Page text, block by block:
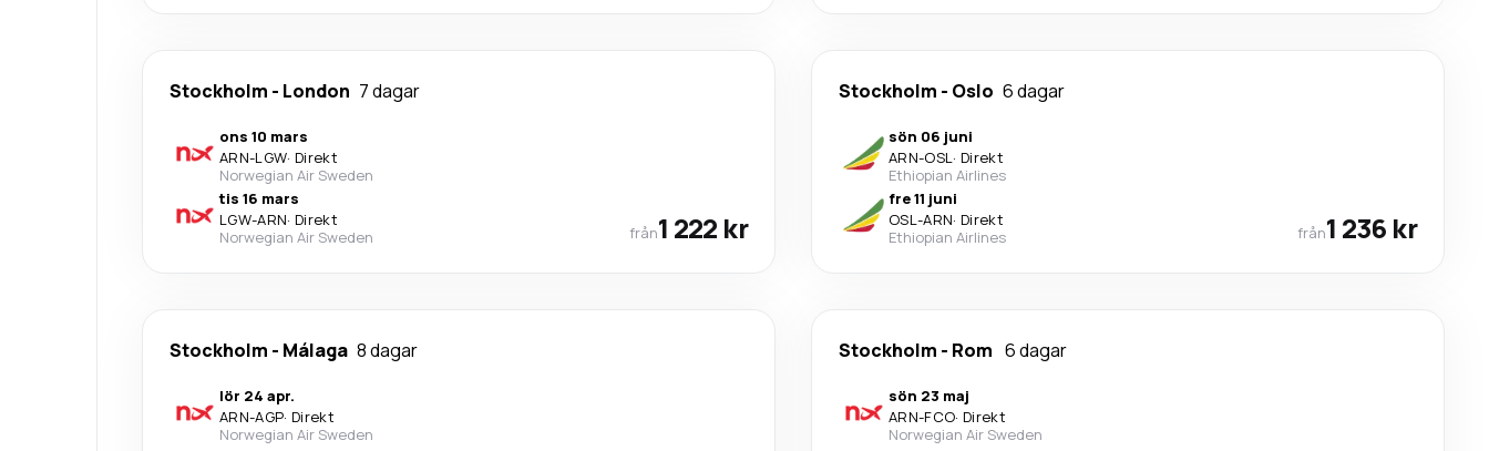
Stockholm - London 7 dagar
ons 10 mars
ARN-LGW· Direkt
Norwegian Air Sweden
tis 16 mars
LGW-ARN· Direkt
Norwegian Air Sweden
från1 222 kr
Stockholm - Oslo 6 dagar
sön 06 juni
ARN-OSL· Direkt
Ethiopian Airlines
fre 11 juni
OSL-ARN· Direkt
Ethiopian Airlines
från1 236 kr
Stockholm - Málaga 8 dagar
lör 24 apr.
ARN-AGP· Direkt
Norwegian Air Sweden
Stockholm - Rom 6 dagar
sön 23 maj
ARN-FCO· Direkt
Norwegian Air Sweden